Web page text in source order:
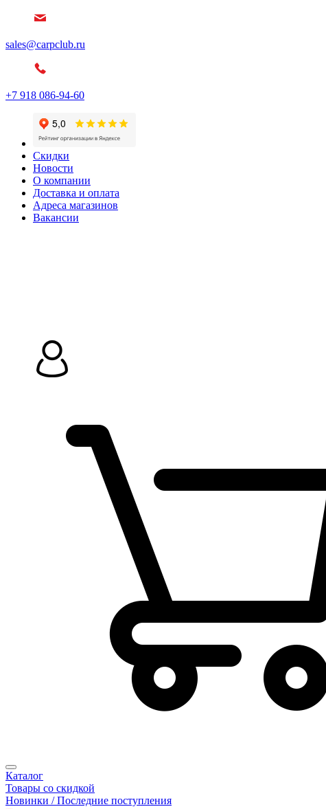
sales@carpclub.ru
+7 918 086-94-60
Скидки
Новости
О компании
Доставка и оплата
Адреса магазинов
Вакансии
Каталог
Товары со скидкой
Новинки / Последние поступления